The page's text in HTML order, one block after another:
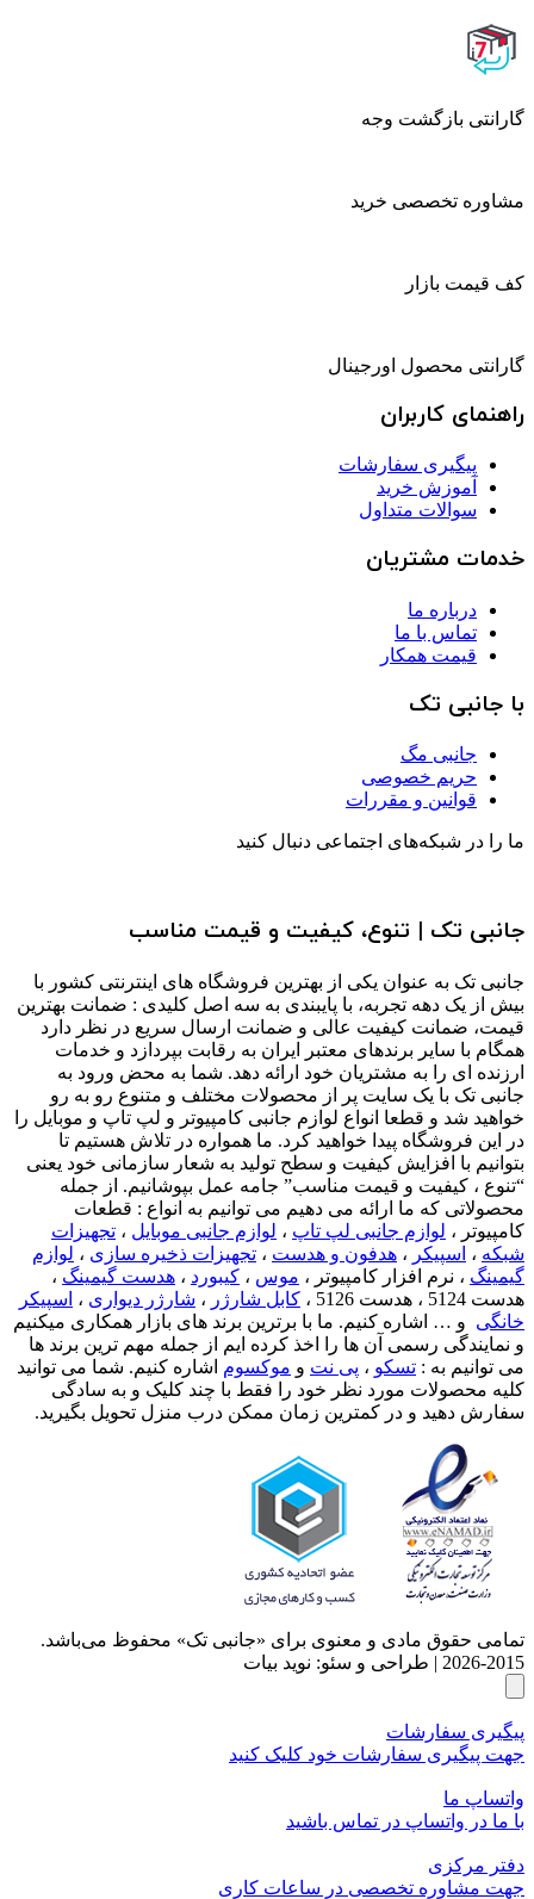
گارانتی بازگشت وجه
مشاوره تخصصی خرید
کف قیمت بازار
گارانتی محصول اورجینال
راهنمای کاربران
پیگیری سفارشات
آموزش خرید
سوالات متداول
خدمات مشتریان
درباره ما
تماس با ما
قیمت همکار
با جانبی تک
جانبی مگ
حریم خصوصی
قوانین و مقررات
ما را در شبکه‌های اجتماعی دنبال کنید
جانبی تک | تنوع، کیفیت و قیمت مناسب
جانبی تک به عنوان یکی از بهترین فروشگاه های اینترنتی کشور با
بیش از یک دهه تجربه، با پایبندی به سه اصل کلیدی : ضمانت بهترین
قیمت، ضمانت کیفیت عالی و ضمانت ارسال سریع در نظر دارد
همگام با سایر برندهای معتبر ایران به رقابت بپردازد و خدمات
ارزنده ای را به مشتریان خود ارائه دهد. شما به محض ورود به
جانبی تک با یک سایت پر از محصولات مختلف و متنوع رو به رو
خواهید شد و قطعا انواع لوازم جانبی کامپیوتر و لپ تاپ و موبایل را
در این فروشگاه پیدا خواهید کرد. ما همواره در تلاش هستیم تا
بتوانیم با افزایش کیفیت و سطح تولید به شعار سازمانی خود یعنی
“تنوع ، کیفیت و قیمت مناسب” جامه عمل بپوشانیم. از جمله
محصولاتی که ما ارائه می دهیم می توانیم به انواع : قطعات
کامپیوتر ، لوازم جانبی لپ تاپ ، لوازم جانبی موبایل ، تجهیزات
شبکه ، اسپیکر ، هدفون و هدست ، تجهیزات ذخیره سازی ، لوازم
گیمینگ ، نرم افزار کامپیوتر ، موس ، کیبورد ، هدست گیمینگ ،
هدست 5124 ، هدست 5126 ،
کابل شارژر ، شارژر دیواری ، اسپیکر
خانگی و … اشاره کنیم. ما با برترین برند های بازار همکاری میکنیم
و نمایندگی رسمی آن ها را اخذ کرده ایم از جمله مهم ترین برند ها
می توانیم به : تسکو ، پی نت و موکسوم اشاره کنیم. شما می توانید
کلیه محصولات مورد نظر خود را فقط با چند کلیک و به سادگی
سفارش دهید و در کمترین زمان ممکن درب منزل تحویل بگیرید.
تمامی حقوق مادی و معنوی برای «جانبی تک» محفوظ می‌باشد.
2015-2026 | طراحی و سئو: نوید بیات
پیگیری سفارشات
جهت پیگیری سفارشات خود کلیک کنید
واتساپ ما
با ما در واتساپ در تماس باشید
دفتر مرکزی
جهت مشاوره تخصصی در ساعات کاری